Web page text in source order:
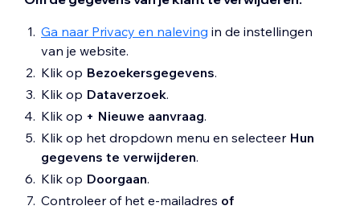
Ga naar Privacy en naleving in de instellingen
van je website.
Klik op Bezoekersgegevens.
Klik op Dataverzoek.
Klik op + Nieuwe aanvraag.
Klik op het dropdown menu en selecteer Hun
gegevens te verwijderen.
Klik op Doorgaan.
Controleer of het e-mailadres of